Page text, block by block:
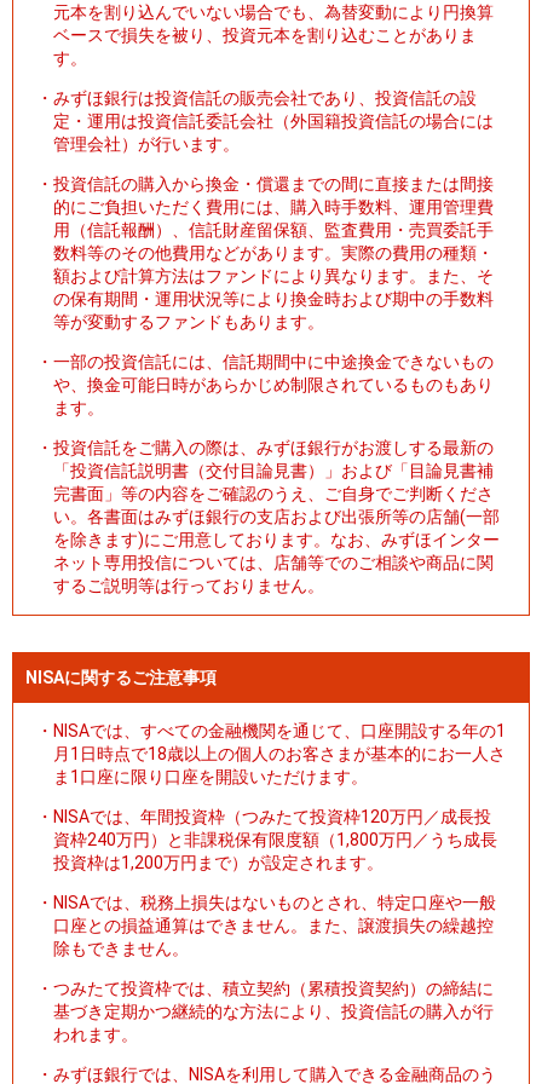
元本を割り込んでいない場合でも、為替変動により円換算
ベースで損失を被り、投資元本を割り込むことがありま
す。
・ みずほ銀行は投資信託の販売会社であり、投資信託の設
定・運用は投資信託委託会社（外国籍投資信託の場合には
管理会社）が行います。
・ 投資信託の購入から換金・償還までの間に直接または間接
的にご負担いただく費用には、購入時手数料、運用管理費
用（信託報酬）、信託財産留保額、監査費用・売買委託手
数料等のその他費用などがあります。実際の費用の種類・
額および計算方法はファンドにより異なります。また、そ
の保有期間・運用状況等により換金時および期中の手数料
等が変動するファンドもあります。
・ 一部の投資信託には、信託期間中に中途換金できないもの
や、換金可能日時があらかじめ制限されているものもあり
ます。
・ 投資信託をご購入の際は、みずほ銀行がお渡しする最新の
「投資信託説明書（交付目論見書）」および「目論見書補
完書面」等の内容をご確認のうえ、ご自身でご判断くださ
い。各書面はみずほ銀行の支店および出張所等の店舗(一部
を除きます)にご用意しております。なお、みずほインター
ネット専用投信については、店舗等でのご相談や商品に関
するご説明等は行っておりません。
NISAに関するご注意事項
・ NISAでは、すべての金融機関を通じて、口座開設する年の1
月1日時点で18歳以上の個人のお客さまが基本的にお一人さ
ま1口座に限り口座を開設いただけます。
・ NISAでは、年間投資枠（つみたて投資枠120万円／成長投
資枠240万円）と非課税保有限度額（1,800万円／うち成長
投資枠は1,200万円まで）が設定されます。
・ NISAでは、税務上損失はないものとされ、特定口座や一般
口座との損益通算はできません。また、譲渡損失の繰越控
除もできません。
・ つみたて投資枠では、積立契約（累積投資契約）の締結に
基づき定期かつ継続的な方法により、投資信託の購入が行
われます。
・ みずほ銀行では、NISAを利用して購入できる金融商品のう